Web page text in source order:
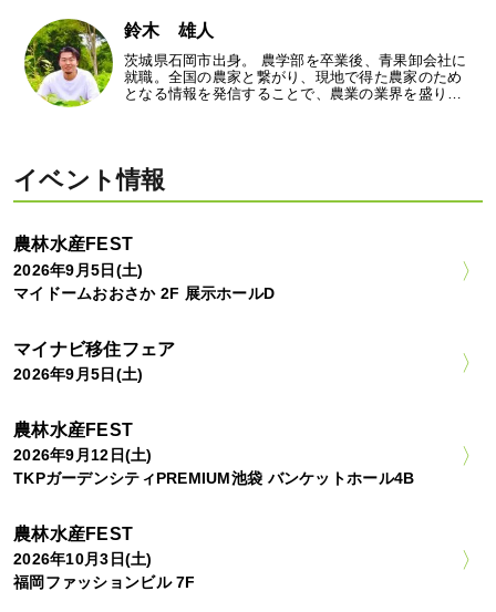
鈴木 雄人
茨城県石岡市出身。 農学部を卒業後、青果卸会社に
就職。全国の農家と繋がり、現地で得た農家のため
となる情報を発信することで、農業の業界を盛り…
イベント情報
農林水産FEST
2026年9月5日(土)
マイドームおおさか 2F 展示ホールD
マイナビ移住フェア
2026年9月5日(土)
農林水産FEST
2026年9月12日(土)
TKPガーデンシティPREMIUM池袋 バンケットホール4B
農林水産FEST
2026年10月3日(土)
福岡ファッションビル 7F